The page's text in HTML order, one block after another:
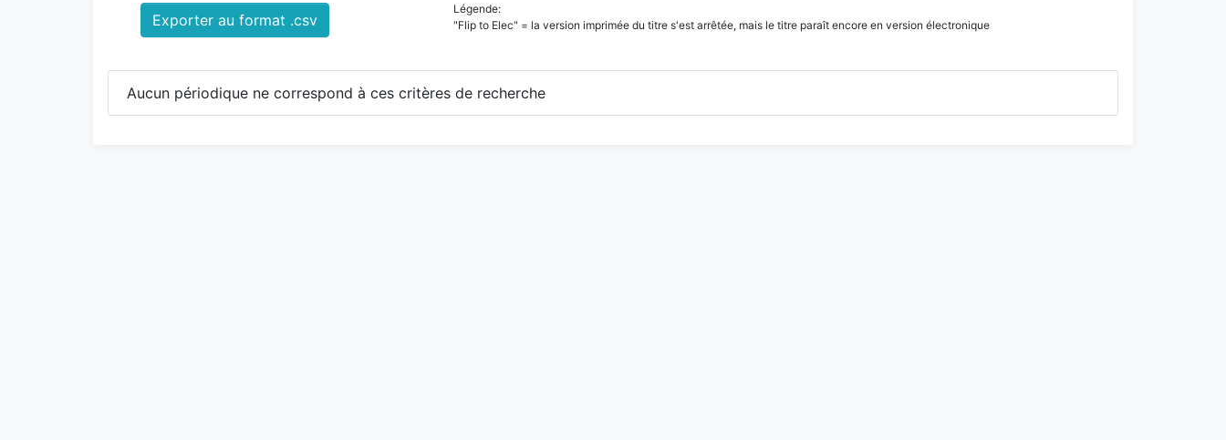
Exporter au format .csv
Légende:
"Flip to Elec" = la version imprimée du titre s'est arrêtée, mais le titre paraît encore en version électronique
Aucun périodique ne correspond à ces critères de recherche